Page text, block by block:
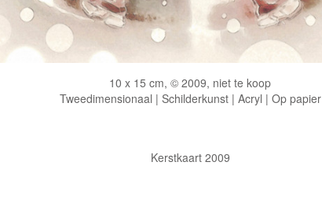
10 x 15 cm, © 2009, niet te koop
Tweedimensionaal | Schilderkunst | Acryl | Op papier
Kerstkaart 2009